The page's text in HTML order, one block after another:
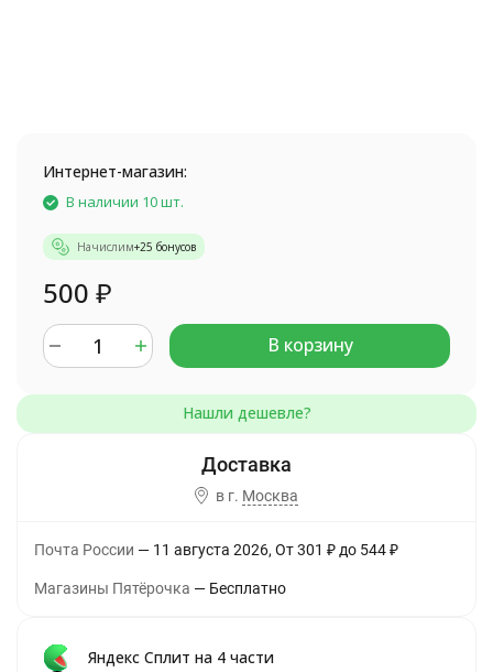
Интернет-магазин:
В наличии 10 шт.
Начислим+25 бонусов
500 ₽
В корзину
в г. Москва
Почта России 11 августа 2026 От 301 ₽ до 544₽
Магазины Пятёрочка Бесплатно
Яндекс Сплит на 4 части